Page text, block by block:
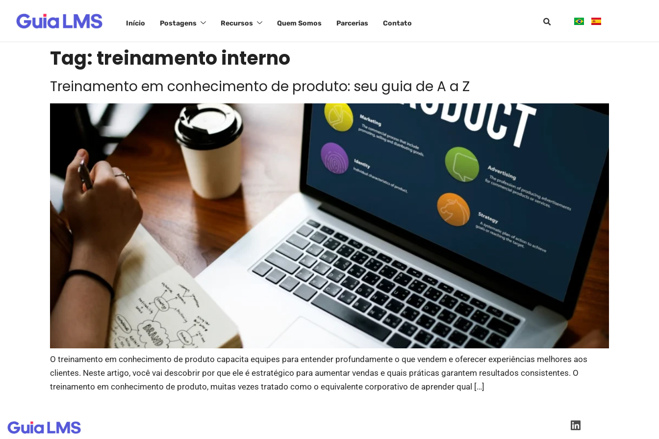
Início Postagens Recursos Quem Somos Parcerias Contato
Tag: treinamento interno
Treinamento em conhecimento de produto: seu guia de A a Z
O treinamento em conhecimento de produto capacita equipes para entender profundamente o que vendem e oferecer experiências melhores aos
clientes. Neste artigo, você vai descobrir por que ele é estratégico para aumentar vendas e quais práticas garantem resultados consistentes. O
treinamento em conhecimento de produto, muitas vezes tratado como o equivalente corporativo de aprender qual […]